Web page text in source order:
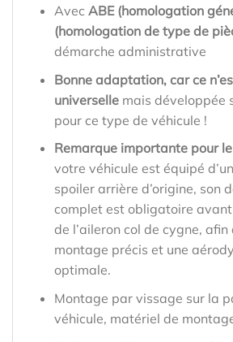
Avec ABE (homologation
(homologation de type de
démarche administrative
Bonne adaptation, car ce
universellemais développée
pour ce type de véhicule !
Remarque importante pour
votre véhicule est équipé
spoiler arrière d’origine, son
complet est obligatoire
de l’aileron col de cygne,
montage précis et une
optimale.
Montage par vissage sur la
véhicule, matériel de